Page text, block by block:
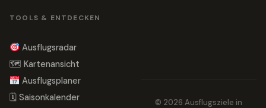
TOOLS & ENTDECKEN
Ausflugsradar
🗺 Kartenansicht
Ausflugsplaner
🗓 Saisonkalender
© 2026 Ausflugsziele in